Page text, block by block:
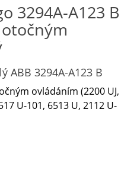
3294A-A123 B
ABB 3294A-A123 B
ovládáním (2200 UJ,
U-101, 6513 U, 2112 U-